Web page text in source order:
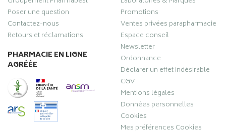
Poser une question
Contactez-nous
Retours et réclamations
PHARMACIE EN LIGNE
AGRÉÉE
Promotions
Ventes privées parapharmacie
Espace conseil
Newsletter
Ordonnance
Déclarer un effet indésirable
CGV
Mentions légales
Données personnelles
Cookies
Mes préférences Cookies